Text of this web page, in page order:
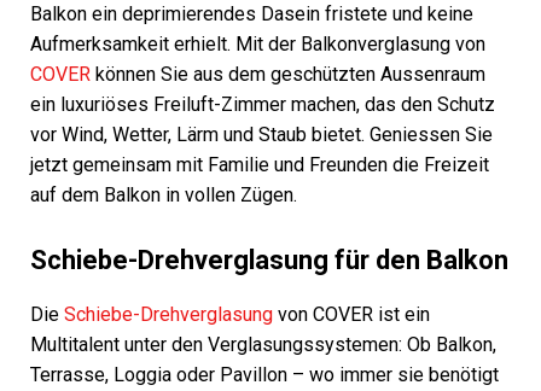
Balkon ein deprimierendes Dasein fristete und keine
Aufmerksamkeit erhielt. Mit der Balkonverglasung von
COVER können Sie aus dem geschützten Aussenraum
ein luxuriöses Freiluft-Zimmer machen, das den Schutz
vor Wind, Wetter, Lärm und Staub bietet. Geniessen Sie
jetzt gemeinsam mit Familie und Freunden die Freizeit
auf dem Balkon in vollen Zügen.
Schiebe-Drehverglasung für den Balkon
Die Schiebe-Drehverglasung von COVER ist ein
Multitalent unter den Verglasungssystemen: Ob Balkon,
Terrasse, Loggia oder Pavillon – wo immer sie benötigt